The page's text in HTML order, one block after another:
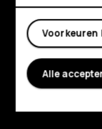
Mijn
Over ons
Planet and
Klantenservice
Voorkeuren
Alle